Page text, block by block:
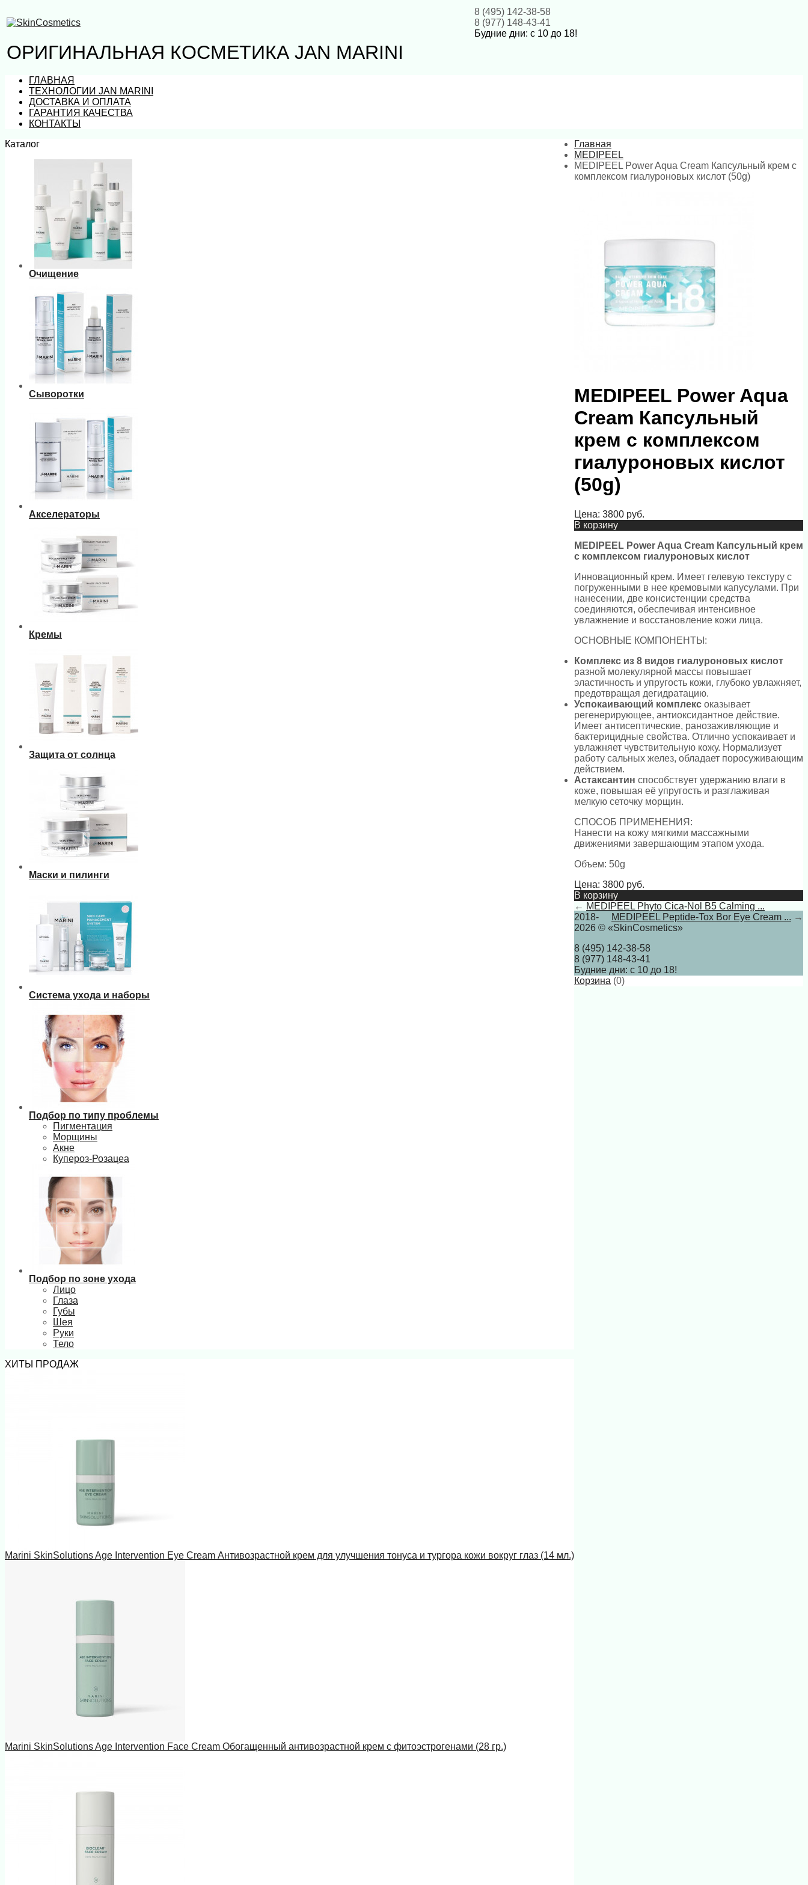
8 (495) 142-38-58
8 (977) 148-43-41
Будние дни: с 10 до 18!
ОРИГИНАЛЬНАЯ КОСМЕТИКА JAN MARINI
ГЛАВНАЯ
ТЕХНОЛОГИИ JAN MARINI
ДОСТАВКА И ОПЛАТА
ГАРАНТИЯ КАЧЕСТВА
КОНТАКТЫ
Каталог
Очищение
Сыворотки
Акселераторы
Кремы
Защита от солнца
Маски и пилинги
Система ухода и наборы
Подбор по типу проблемы
Пигментация
Морщины
Акне
Купероз-Розацеа
Подбор по зоне ухода
Лицо
Глаза
Губы
Шея
Руки
Тело
ХИТЫ ПРОДАЖ
Marini SkinSolutions Age Intervention Eye Cream Антивозрастной крем для улучшения тонуса и тургора кожи вокруг глаз (14 мл.)
Marini SkinSolutions Age Intervention Face Cream Обогащенный антивозрастной крем с фитоэстрогенами (28 гр.)
Главная
MEDIPEEL
MEDIPEEL Power Aqua Cream Капсульный крем с
комплексом гиалуроновых кислот (50g)
MEDIPEEL Power Aqua
Cream Капсульный
крем с комплексом
гиалуроновых кислот
(50g)
Цена: 3800 руб.
В корзину
MEDIPEEL Power Aqua Cream Капсульный крем
с комплексом гиалуроновых кислот
Инновационный крем. Имеет гелевую текстуру с
погруженными в нее кремовыми капусулами. При
нанесении, две консистенции средства
соединяются, обеспечивая интенсивное
увлажнение и восстановление кожи лица.
ОСНОВНЫЕ КОМПОНЕНТЫ:
Комплекс из 8 видов гиалуроновых кислот
разной молекулярной массы повышает
эластичность и упругость кожи, глубоко увлажняет,
предотвращая дегидратацию.
Успокаивающий комплекс оказывает
регенерирующее, антиоксидантное действие.
Имеет антисептические, ранозаживляющие и
бактерицидные свойства. Отлично успокаивает и
увлажняет чувствительную кожу. Нормализует
работу сальных желез, обладает поросуживающим
действием.
Астаксантин способствует удержанию влаги в
коже, повышая её упругость и разглаживая
мелкую сеточку морщин.
СПОСОБ ПРИМЕНЕНИЯ:
Нанести на кожу мягкими массажными
движениями завершающим этапом ухода.
Объем: 50g
Цена: 3800 руб.
В корзину
← MEDIPEEL Phyto Cica-Nol B5 Calming ...
MEDIPEEL Peptide-Tox Bor Eye Cream ... →
2018-
2026 © «SkinCosmetics»
8 (495) 142-38-58
8 (977) 148-43-41
Будние дни: с 10 до 18!
Корзина (0)